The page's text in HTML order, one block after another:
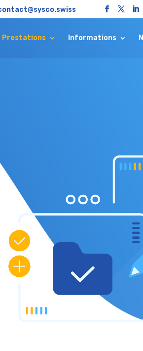
Prestations Informations